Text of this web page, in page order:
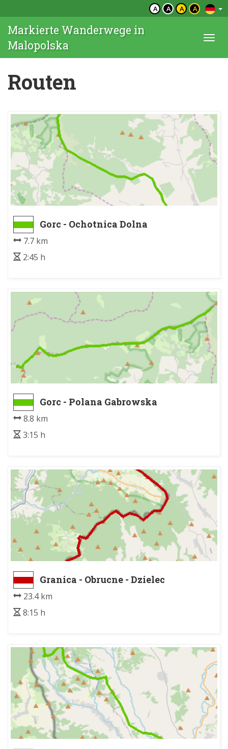
A A A A
Markierte Wanderwege in
Malopolska
Routen
Gorc - Ochotnica Dolna
7.7 km
2:45 h
Gorc - Polana Gabrowska
8.8 km
3:15 h
Granica - Obrucne - Dzielec
23.4 km
8:15 h